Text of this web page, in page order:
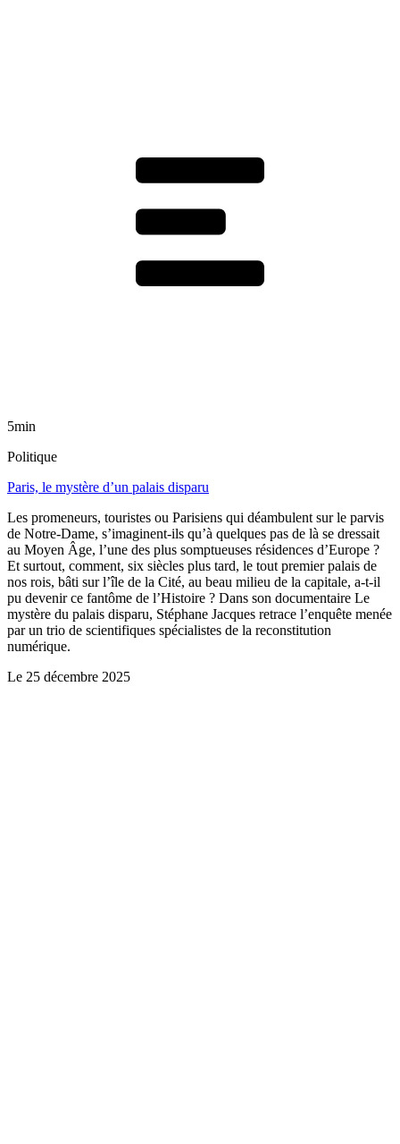
5min
Politique
Paris, le mystère d’un palais disparu
Les promeneurs, touristes ou Parisiens qui déambulent sur le parvis
de Notre-Dame, s’imaginent-ils qu’à quelques pas de là se dressait
au Moyen Âge, l’une des plus somptueuses résidences d’Europe ?
Et surtout, comment, six siècles plus tard, le tout premier palais de
nos rois, bâti sur l’île de la Cité, au beau milieu de la capitale, a-t-il
pu devenir ce fantôme de l’Histoire ? Dans son documentaire Le
mystère du palais disparu, Stéphane Jacques retrace l’enquête menée
par un trio de scientifiques spécialistes de la reconstitution
numérique.
Le 25 décembre 2025